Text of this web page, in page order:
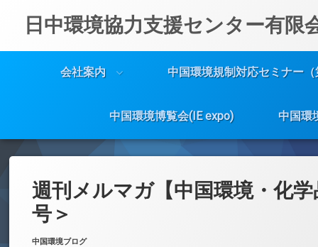
日中環境協力支援センター有限
会社案内 中国環境規制対応セミナー（
中国環境博覧会(IE expo) 中国環
週刊メルマガ【中国環境・化
号＞
Posted on 2021年10月4日
Updated on 2021年10月4日
byw059105
カテゴリー:
中国環境ブログ